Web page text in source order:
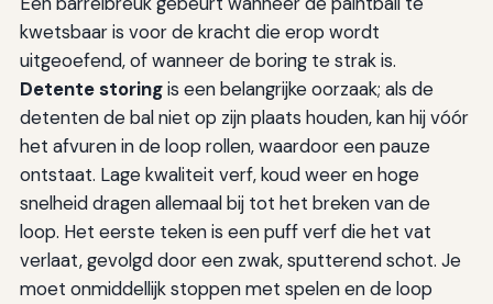
kwetsbaar is voor de kracht die erop wordt
uitgeoefend, of wanneer de boring te strak is.
Detente storingis een belangrijke oorzaak; als de
detenten de bal niet op zijn plaats houden, kan hij vóór
het afvuren in de loop rollen, waardoor een pauze
ontstaat. Lage kwaliteit verf, koud weer en hoge
snelheid dragen allemaal bij tot het breken van de
loop. Het eerste teken is een puff verf die het vat
verlaat, gevolgd door een zwak, sputterend schot. Je
moet onmiddellijk stoppen met spelen en de loop